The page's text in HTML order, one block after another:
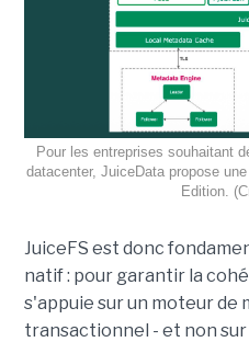
Pour les entreprises souhaitant
datacenter, JuiceData propose
Edition.
JuiceFS est donc
natif : pour garantir la
s'appuie sur un moteur de
transactionnel - et non sur